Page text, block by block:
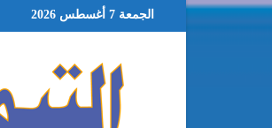
الجمعة 7 أغسطس 2026